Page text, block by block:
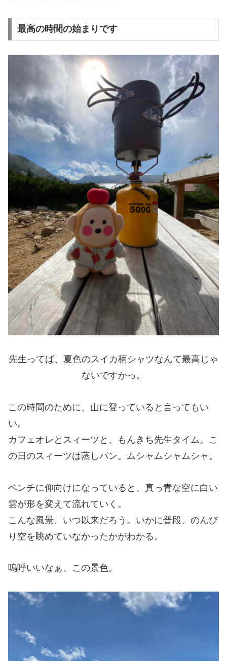
最高の時間の始まりです
先生ってば、夏色のスイカ柄シャツなんて最高じゃ
ないですかっ。
この時間のために、山に登っていると言ってもい
い。
カフェオレとスィーツと、もんきち先生タイム。こ
の日のスィーツは蒸しパン。ムシャムシャムシャ。
ベンチに仰向けになっていると、真っ青な空に白い
雲が形を変えて流れていく。
こんな風景、いつ以来だろう。いかに普段、のんび
り空を眺めていなかったかがわかる。
嗚呼いいなぁ、この景色。